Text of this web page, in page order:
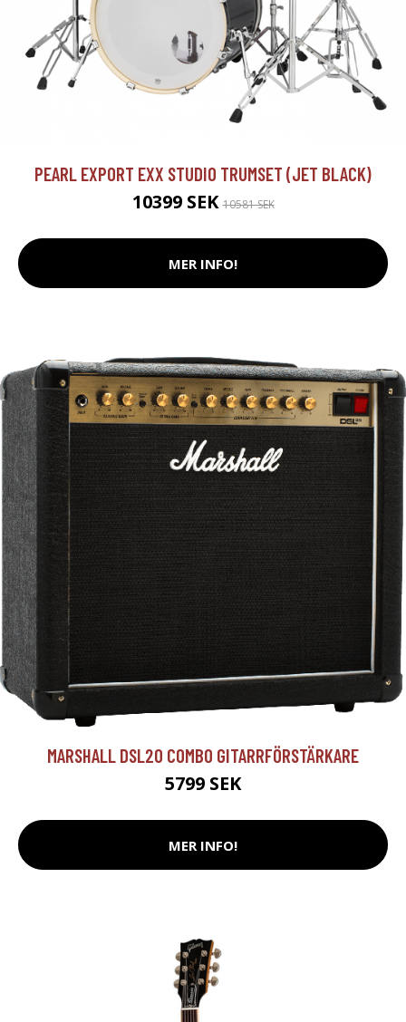
PEARL EXPORT EXX STUDIO TRUMSET (JET BLACK)
10399 SEK10581 SEK
MER INFO!
MARSHALL DSL20 COMBO GITARRFÖRSTÄRKARE
5799 SEK
MER INFO!